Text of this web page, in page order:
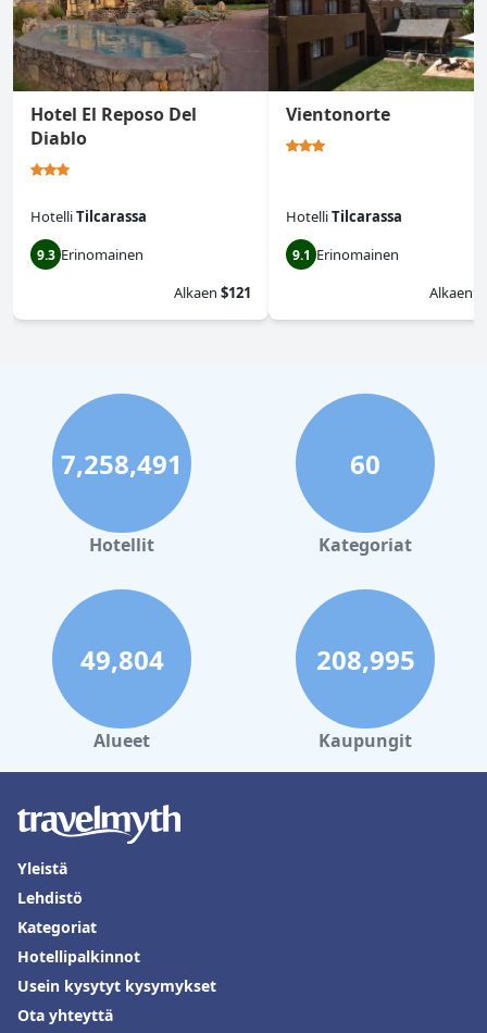
Hotel El Reposo Del
Diablo
HotelliTilcarassa
9.3 Erinomainen
Alkaen $121
Vientonorte
HotelliTilcarassa
9.1 Erinomainen
Alkaen
7,258,491
Hotellit
60
Kategoriat
49,804
Alueet
208,995
Kaupungit
Yleistä
Lehdistö
Kategoriat
Hotellipalkinnot
Usein kysytyt kysymykset
Ota yhteyttä